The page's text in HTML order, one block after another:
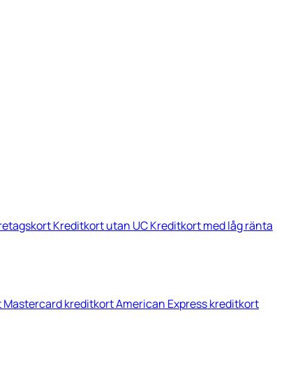
Kreditkort utan UCKreditkort med låg ränta
Mastercard kreditkortAmerican Express kreditkort